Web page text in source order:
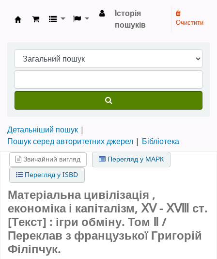
Бібліотека НТШ › Електронний каталог
Історія
пошуків
Очистити
Детальніший пошук
Пошук серед авторитетних джерел
Бібліотека
Звичайний вигляд
Перегляд у МАРК
Перегляд у ISBD
Матеріальна цивілізація ,
економіка і капіталізм, ⅩⅤ - ⅩⅧ ст.
[Текст] : ігри обміну.Том Ⅱ/
Переклав з французької Григорій
Філіпчук.